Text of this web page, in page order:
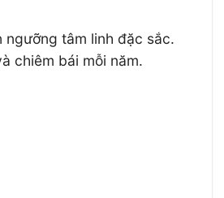
ngưỡng tâm linh đặc sắc.
chiêm bái mỗi năm.